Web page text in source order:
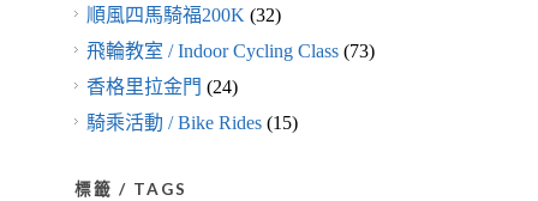
順風四馬騎福200K (32)
飛輪教室 / Indoor Cycling Class(73)
香格里拉金門 (24)
騎乘活動 / Bike Rides(15)
標籤 / TAGS